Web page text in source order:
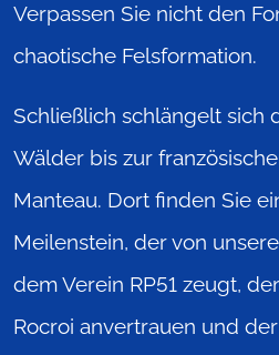
Verpassen Sie nicht den
chaotische Felsformation.
Schließlich schlängelt sich
Wälder bis zur
Manteau. Dort finden Sie
Meilenstein, der von
dem Verein RP51 zeugt,
Rocroi anvertrauen und